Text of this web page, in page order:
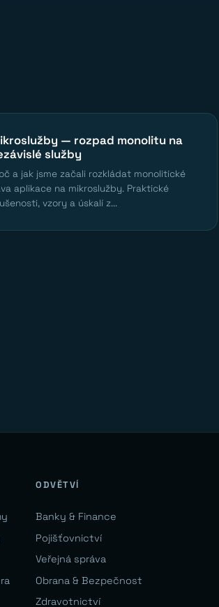
— rozpad monolitu na
služby
a jak jsme začali rozkládat monolitické
aplikace na mikroslužby. Praktické
vzory a úskalí z...
ODVĚTVÍ
Banky & Finance
Pojišťovnictví
Veřejná správa
Obrana & Bezpečnost
Zdravotnictví